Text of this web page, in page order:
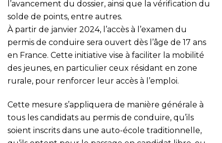
l’avancement du dossier, ainsi que la vérification du
solde de points, entre autres.
À partir de janvier 2024, l’accès à l’examen du
permis de conduire sera ouvert dès l’âge de 17 ans
en France. Cette initiative vise à faciliter la mobilité
des jeunes, en particulier ceux résidant en zone
rurale, pour renforcer leur accès à l’emploi.
Cette mesure s’appliquera de manière générale à
tous les candidats au permis de conduire, qu’ils
soient inscrits dans une auto-école traditionnelle,